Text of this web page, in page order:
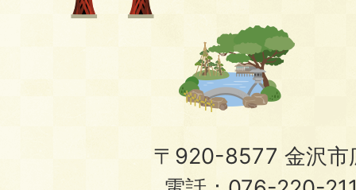
〒920-8577 金沢市